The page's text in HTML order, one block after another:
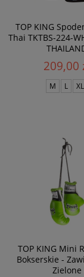
TOP KING
Thai TKTBS-224-
209,00
M L XL
TOP KING Mini
Bokserskie -
Zielone